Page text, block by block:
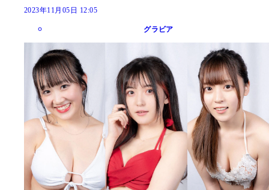
2023年11月05日 12:05
グラビア